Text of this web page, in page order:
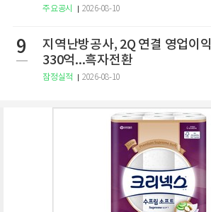
주요공시 2026-08-10
9
지역난방공사, 2Q 연결 영업이익
330억...흑자전환
잠정실적 2026-08-10